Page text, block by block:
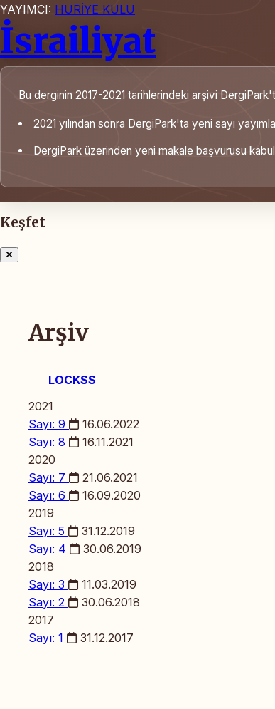
YAYIMCI: HURİYE KULU
İsrailiyat
Bu derginin 2017-2021 tarihlerindeki arşivi
2021 yılından sonra DergiPark'ta yeni sayı
DergiPark üzerinden yeni makale başvurusu
Keşfet
Arşiv
LOCKSS
2021
Sayı: 9
16.06.2022
Sayı: 8
16.11.2021
2020
Sayı: 7
21.06.2021
Sayı: 6
16.09.2020
2019
Sayı: 5
31.12.2019
Sayı: 4
30.06.2019
2018
Sayı: 3
11.03.2019
Sayı: 2
30.06.2018
2017
Sayı: 1
31.12.2017